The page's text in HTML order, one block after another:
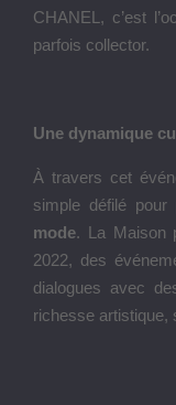
CHANEL, c’est
parfois collector.
Une dynamique
À travers cet
simple défilé pour
mode. La Maison
2022, des
dialogues avec
richesse artistique,